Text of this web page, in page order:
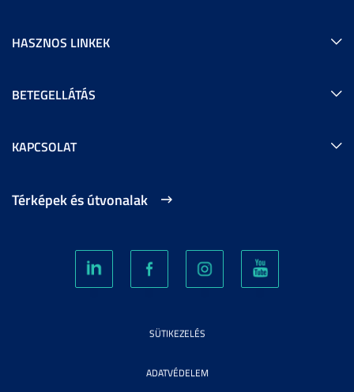
HASZNOS LINKEK
BETEGELLÁTÁS
KAPCSOLAT
Térképek és útvonalak
SÜTIKEZELÉS
ADATVÉDELEM